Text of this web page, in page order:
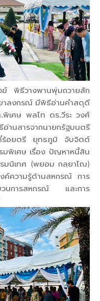
ฆ์ พิธีวางพานพุ่มถวายสัก
ยาลงกรณ์ มีพิธีอ่านคำสดุดี
พิเศษ พลโท ดร.วีระ วงศ์
นสารจากนายกรัฐมนตรี
ที่ร้อยตรี ยุทธภูมิ จับจิตต์
มพิเศษ เรื่อง ปัญหาหนี้สิน
มนิเทศ (พยอม กลฺยาโณ)
ค์ความรู้ด้านสหกรณ์ การ
บวนการสหกรณ์ และการ